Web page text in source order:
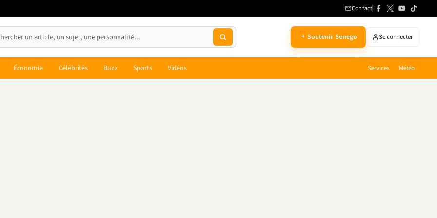
Contact
Soutenir Senego Se connecter
Économie Célébrités Buzz Sports Vidéos Services Météo